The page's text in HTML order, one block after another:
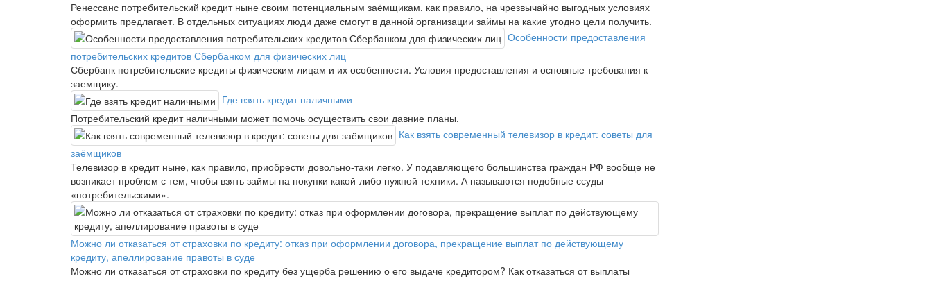
Ренессанс потребительский кредит ныне своим потенциальным заёмщикам, как правило, на чрезвычайно выгодных условиях
оформить предлагает. В отдельных ситуациях люди даже смогут в данной организации займы на какие угодно цели получить.
Особенности предоставления
потребительских кредитов Сбербанком для физических лиц
Сбербанк потребительские кредиты физическим лицам и их особенности. Условия предоставления и основные требования к
заемщику.
Где взять кредит наличными
Потребительский кредит наличными может помочь осуществить свои давние планы.
Как взять современный телевизор в кредит: советы для
заёмщиков
Телевизор в кредит ныне, как правило, приобрести довольно-таки легко. У подавляющего большинства граждан РФ вообще не
возникает проблем с тем, чтобы взять займы на покупки какой-либо нужной техники. А называются подобные ссуды —
«потребительскими».
Можно ли отказаться от страховки по кредиту: отказ при оформлении договора, прекращение выплат по действующему
кредиту, апеллирование правоты в суде
Можно ли отказаться от страховки по кредиту без ущерба решению о его выдаче кредитором? Как отказаться от выплаты